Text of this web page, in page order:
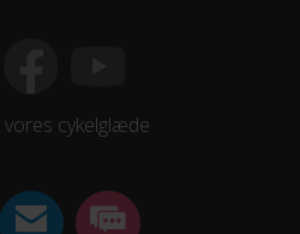
vores cykelglæde